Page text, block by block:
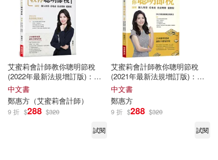
可新加坡店取(9)
可菲律賓店取(9)
電子書 (可複選)
適合手機平板閱讀(1)
艾蜜莉會計師教你聰明節稅
(2022年最新法規增訂版)：圖
解個人所得、房地產、投資理
財、遺贈稅
中文書
鄭惠方 （艾蜜莉會計師）
9 折 $288 $320
試閱
艾蜜莉會計師教你聰明節稅
(2021年最新法規增訂版)：圖
解個人所得、房地產、投資理
財、遺贈稅
中文書
鄭惠方
9 折 $288 $320
試閱